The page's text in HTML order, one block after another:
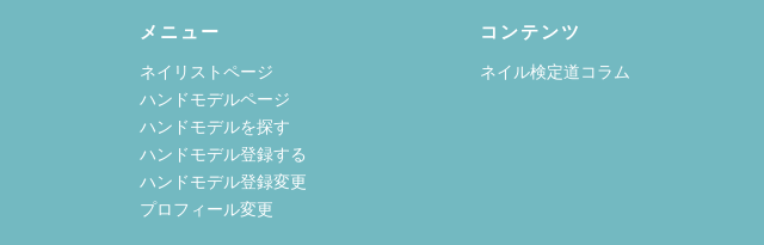
メニュー
ネイリストページ
ハンドモデルページ
ハンドモデルを探す
ハンドモデル登録する
ハンドモデル登録変更
プロフィール変更
コンテンツ
ネイル検定道コラム